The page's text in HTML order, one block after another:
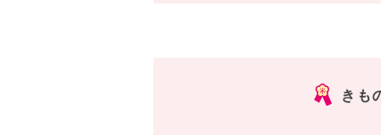
きも